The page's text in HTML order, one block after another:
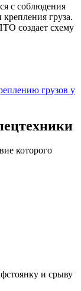
с соблюдения
груза.
создает схему
грузов у
которого
и срыву